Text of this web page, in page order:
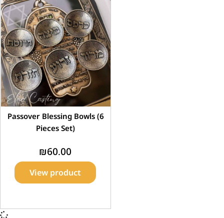
Passover Blessing Bowls (6
Pieces Set)
₪60.00
View product